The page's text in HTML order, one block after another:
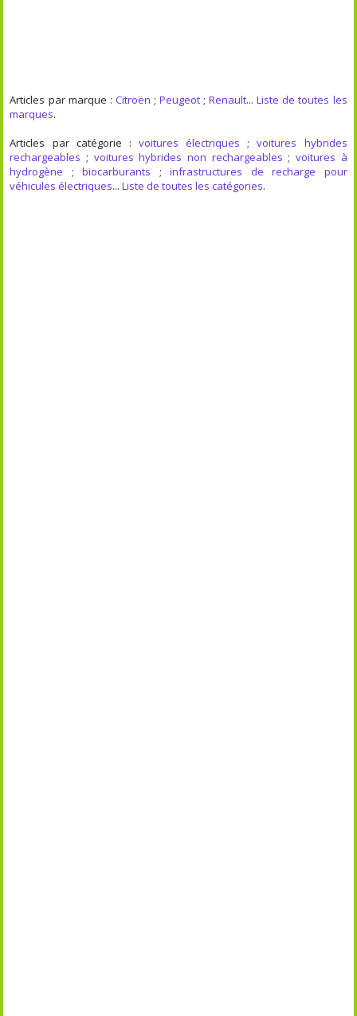
Articles par marque : Citroën ; Peugeot ;Renault...Liste de toutes les
marques.
Articles par catégorie : voitures électriques ;voitures hybrides
rechargeables ; voitures hybrides non rechargeables ; voitures à
hydrogène ;biocarburants ;infrastructures de recharge pour
véhicules électriques...Liste de toutes les catégories.